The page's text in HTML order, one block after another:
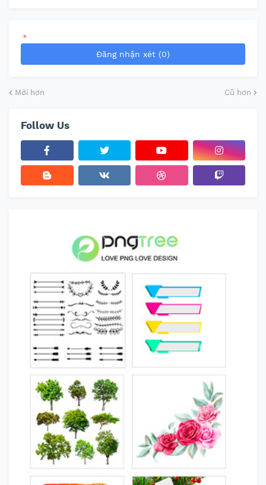
*
Đăng nhận xét (0)
Mới hơn Cũ hơn
Follow Us